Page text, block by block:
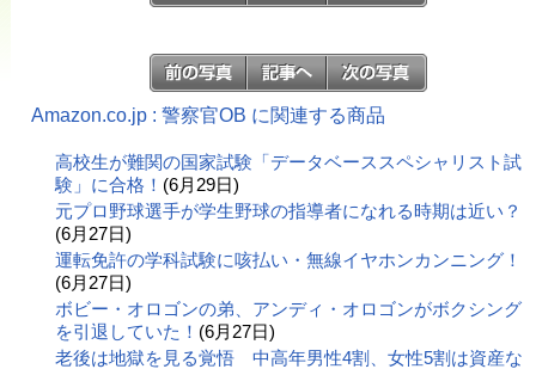
Amazon.co.jp : 警察官OB に関連する商品
高校生が難関の国家試験「データベーススペシャリスト試
験」に合格！ (6月29日)
元プロ野球選手が学生野球の指導者になれる時期は近い？
(6月27日)
運転免許の学科試験に咳払い・無線イヤホンカンニング！
(6月27日)
ボビー・オロゴンの弟、アンディ・オロゴンがボクシング
を引退していた！ (6月27日)
老後は地獄を見る覚悟 中高年男性4割、女性5割は資産な